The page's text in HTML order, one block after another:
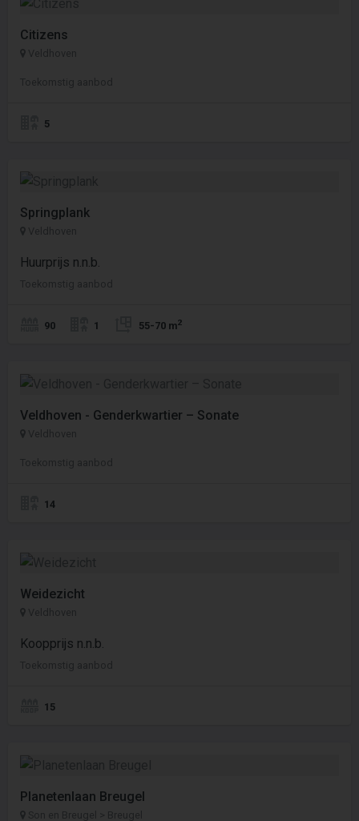
Citizens
Veldhoven
Toekomstig aanbod
5
Springplank
Veldhoven
Huurprijs n.n.b.
Toekomstig aanbod
90 1 55-70 m2
Veldhoven - Genderkwartier – Sonate
Veldhoven
Toekomstig aanbod
14
Weidezicht
Veldhoven
Koopprijs n.n.b.
Toekomstig aanbod
15
Planetenlaan Breugel
Son en Breugel > Breugel